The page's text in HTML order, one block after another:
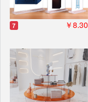
7 ￥8.30